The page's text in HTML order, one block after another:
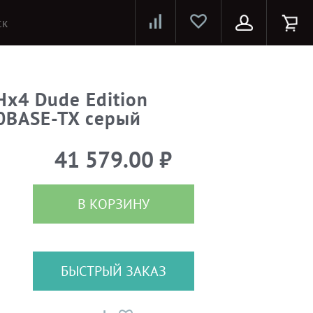
Dude Edition
TX серый
41 579.00 ₽
В КОРЗИНУ
БЫСТРЫЙ ЗАКАЗ